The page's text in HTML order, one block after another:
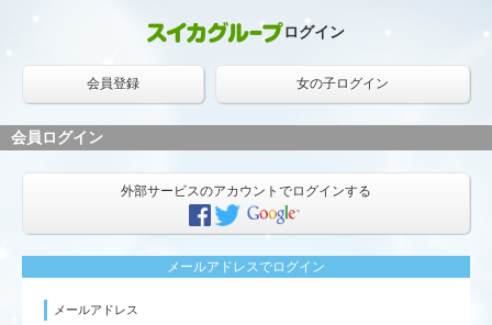
ログイン
会員登録 女の子ログイン
会員ログイン
外部サービスのアカウントでログインする
メールアドレスでログイン
メールアドレス